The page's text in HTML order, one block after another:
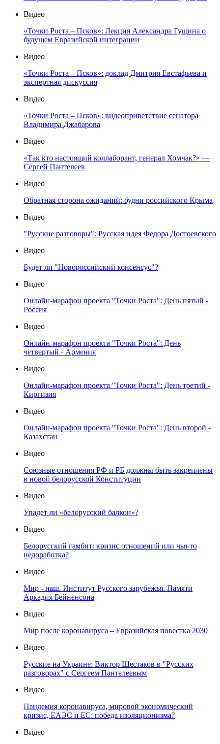
Видео
«Точки Роста – Псков»: Лекция Александра Гущина о
будущем Евразийской интеграции
Видео
«Точки Роста – Псков»: доклад Дмитрия Евстафьева и
экспертная дискуссия
Видео
«Точки Роста – Псков»: видеоприветствие сенатора
Владимира Джабарова
Видео
«Так кто настоящий коллаборант, генерал Хомчак?» —
Сергей Пантелеев
Видео
Обратная сторона ожиданий: будни российского Крыма
Видео
"Русские разговоры": Русская идея Федора Достоевского
Видео
Будет ли "Новороссийский консенсус"?
Видео
Онлайн-марафон проекта "Точки Роста": День пятый -
Россия
Видео
Онлайн-марафон проекта "Точки Роста": День
четвертый - Армения
Видео
Онлайн-марафон проекта "Точки Роста": День третий -
Киргизия
Видео
Онлайн-марафон проекта "Точки Роста": День второй -
Казахстан
Видео
Союзные отношения РФ и РБ должны быть закреплены
в новой белорусской Конституции
Видео
Упадет ли «белорусский балкон»?
Видео
Белорусский гамбит: кризис отношений или чья-то
недоработка?
Видео
Мир - наш. Институт Русского зарубежья. Памяти
Аркадия Бейненсона
Видео
Мир после коронавируса – Евразийская повестка 2030
Видео
Русские на Украине: Виктор Шестаков в "Русских
разговорах" с Сергеем Пантелеевым
Видео
Пандемия коронавируса, мировой экономический
кризис, ЕАЭС и ЕС: победа изоляционизма?
Видео